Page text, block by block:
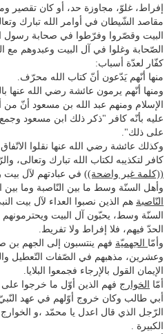
إفراط، غلوّ، مجاوزة حد، أو كان تقصير
مقاصد الشّيطان في أوامر الله تبارك
البيت وقصّروا وفرّطوا في صحابة رسول
الصّحابة وغلوا في آل البيت وعبدوهم مع
كفّار لعدّة أسباب:
منها أنّهم يَدّعون أنّ كتاب الله محرّف.
ومنها أنّهم يرمون عائشة رضي الله عنها
الإسلام ومنهم عبد الله بن مسعود أنّ
عليه بأنّه كافر "ذكر ذلك ابن مسعود وجمع
على ذلك".
وكذلك عائشة رضي الله عنها نقلوا
كافر لتكذيبه لكتاب الله تبارك وتعالى،
((كلمة غير واضحة)) في عبادتهم لآل
وأهل السنّة وسط ما بين النّاصبة وما بين
النّاصبة هم الذين نصبوا العداء لآل بيت
السنّة وسط، يحبّون آل البيت
الحدّ فيهم، فلا إفراط ولا تفريط.
وأمّا الجهميّة فهم ينتسبون إلى الجهم بن
وعشرين، مذهبهم في الصّفات التّعطيل
الإيمان القول بالإرجاء فجمعوا البلايا.
أمّا
الخوارج فهم الذين أوّل ما خرجوا
أبي طالب وكان خروج أوّلهم في عهد
الرّجل الذي قال اعدل يا محمّد ،و
الكبيرة .